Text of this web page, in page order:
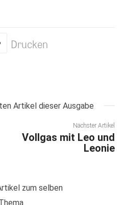
Drucken
Artikel dieser Ausgabe
Nächster Artikel
Vollgas mit Leo und
Leonie
zum selben